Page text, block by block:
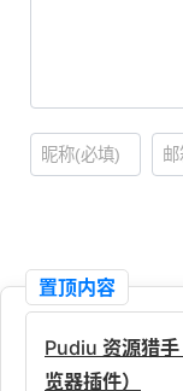
置顶内容
Pudiu 资源猎
览器插件）